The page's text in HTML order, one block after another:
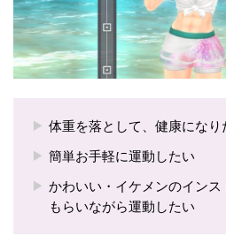
体重を落として、健康になり
簡単お手軽に運動したい
かわいい・イケメンのイン
もらいながら運動したい